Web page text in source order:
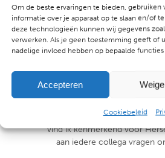
Om de beste ervaringen te bieden,
informatie over je apparaat op te slaan en/of
deze technologieën kunnen wij gegevens
verwerken. Als je geen toestemming geeft of
nadelige invloed hebben op bepaalde
Accepteren
Cookiebeleid
lunchen. Wat een fijn
we de lunch en de
lekker én gezond te
gesnoept hoor. Onze
bijvoorbeeld om de beurt
Tijdens de lunch praten we
is bijvoorbeeld tijd om even
denk jij dat ik nog kan
vind ik kenmerkend voor
aan iedere collega vragen